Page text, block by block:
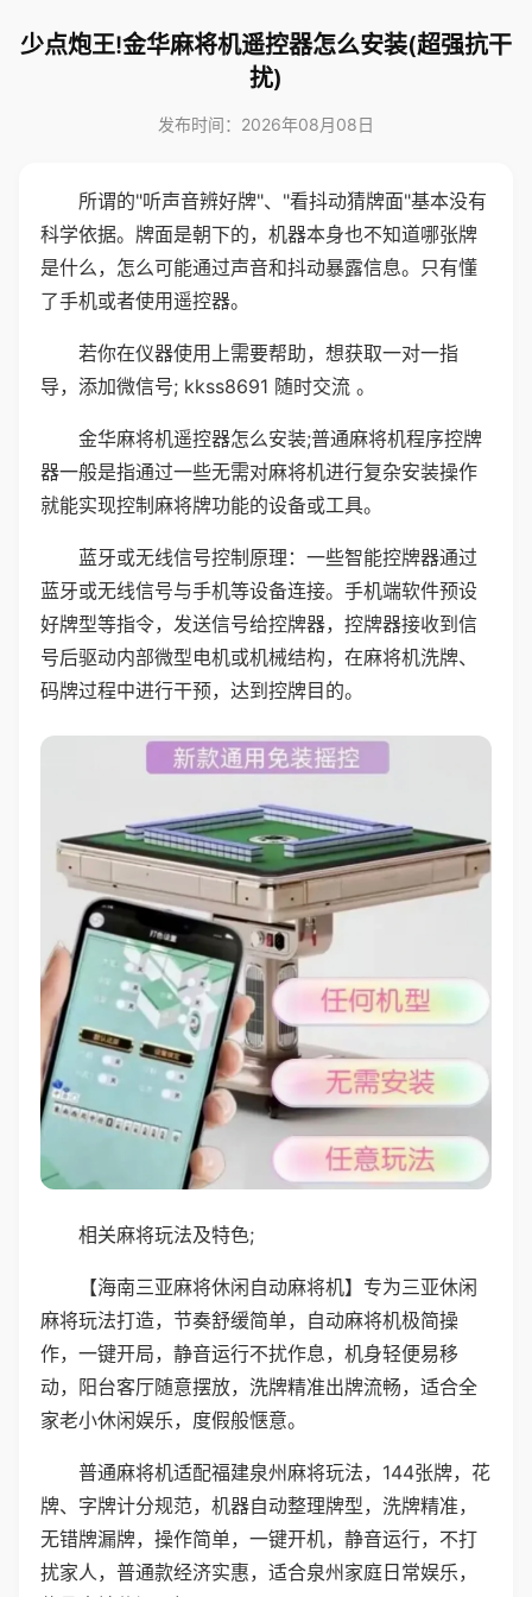
少点炮王!金华麻将机遥控器怎么安装(超强抗干
扰)
发布时间：2026年08月08日
所谓的"听声音辨好牌"、"看抖动猜牌面"基本没有
科学依据。牌面是朝下的，机器本身也不知道哪张牌
是什么，怎么可能通过声音和抖动暴露信息。只有懂
了手机或者使用遥控器。
若你在仪器使用上需要帮助，想获取一对一指
导，添加微信号; kkss8691 随时交流 。
金华麻将机遥控器怎么安装;普通麻将机程序控牌
器一般是指通过一些无需对麻将机进行复杂安装操作
就能实现控制麻将牌功能的设备或工具。
蓝牙或无线信号控制原理：一些智能控牌器通过
蓝牙或无线信号与手机等设备连接。手机端软件预设
好牌型等指令，发送信号给控牌器，控牌器接收到信
号后驱动内部微型电机或机械结构，在麻将机洗牌、
码牌过程中进行干预，达到控牌目的。
相关麻将玩法及特色;
【海南三亚麻将休闲自动麻将机】专为三亚休闲
麻将玩法打造，节奏舒缓简单，自动麻将机极简操
作，一键开局，静音运行不扰作息，机身轻便易移
动，阳台客厅随意摆放，洗牌精准出牌流畅，适合全
家老小休闲娱乐，度假般惬意。
普通麻将机适配福建泉州麻将玩法，144张牌，花
牌、字牌计分规范，机器自动整理牌型，洗牌精准，
无错牌漏牌，操作简单，一键开机，静音运行，不打
扰家人，普通款经济实惠，适合泉州家庭日常娱乐，